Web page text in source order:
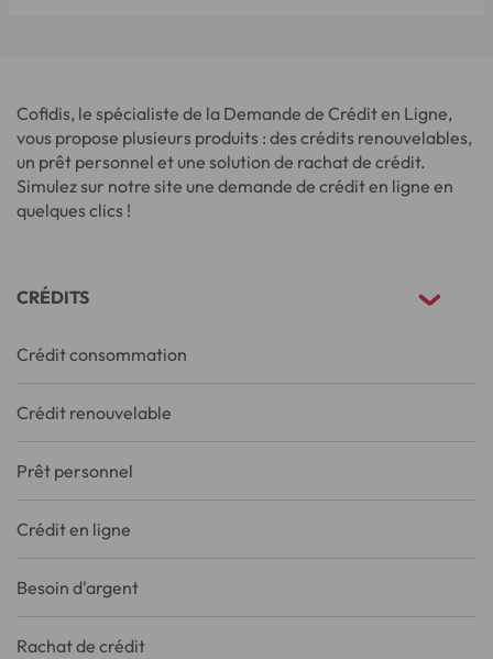
Cofidis, le spécialiste de la Demande de Crédit en Ligne,
vous propose plusieurs produits : des crédits renouvelables,
un prêt personnel et une solution de rachat de crédit.
Simulez sur notre site une demande de crédit en ligne en
quelques clics !
CRÉDITS
Crédit consommation
Crédit renouvelable
Prêt personnel
Crédit en ligne
Besoin d'argent
Rachat de crédit